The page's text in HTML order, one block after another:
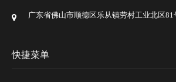
广东省佛山市顺德区乐从镇劳村工业北区81
快捷菜单